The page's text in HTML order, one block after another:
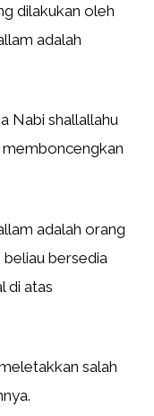
dilakukan oleh
adalah
Nabi shallallahu
memboncengkan
adalah orang
bersedia
di atas
salah